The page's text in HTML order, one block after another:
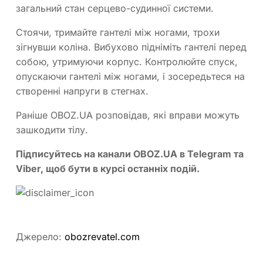
загальний стан серцево-судинної системи.
Стоячи, тримайте гантелі між ногами, трохи
зігнувши коліна. Вибухово підніміть гантелі перед
собою, утримуючи корпус. Контролюйте спуск,
опускаючи гантелі між ногами, і зосередьтеся на
створенні напруги в стегнах.
Раніше OBOZ.UA розповідав, які вправи можуть
зашкодити тілу.
Підписуйтесь на канали OBOZ.UA в Telegram та
Viber, щоб бути в курсі останніх подій.
Джерело: obozrevatel.com